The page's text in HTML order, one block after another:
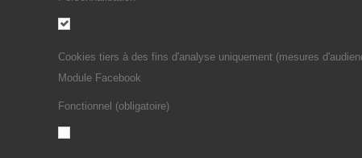
Cookies tiers à des fins d'analyse uniquement (mesures
Module Facebook
Fonctionnel (obligatoire)